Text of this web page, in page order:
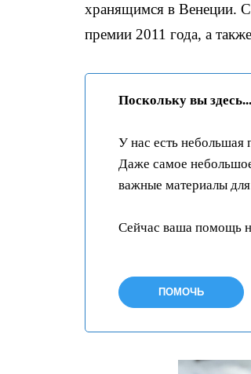
хранящимся в Венеции. С
премии 2011 года, а
Поскольку вы здесь...
У нас есть небольшая
Даже самое
важные материалы
Сейчас ваша помощь
ПОМОЧЬ